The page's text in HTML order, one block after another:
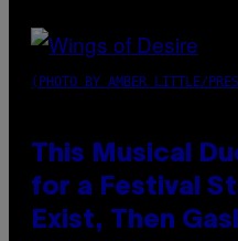
(PHOTO BY AMBER LITTLE/
This Musical
for a Festival
Exist, Then